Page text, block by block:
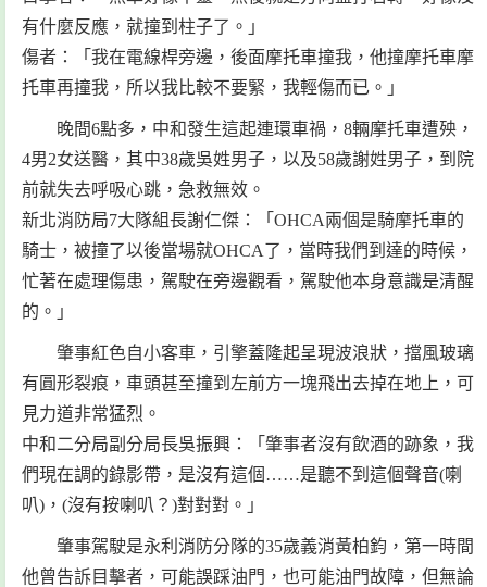
有什麼反應，就撞到柱子了。」
傷者：「我在電線桿旁邊，後面摩托車撞我，他撞摩托車摩
托車再撞我，所以我比較不要緊，我輕傷而已。」
晚間6點多，中和發生這起連環車禍，8輛摩托車遭殃，
4男2女送醫，其中38歲吳姓男子，以及58歲謝姓男子，到院
前就失去呼吸心跳，急救無效。
新北消防局7大隊組長謝仁傑：「OHCA兩個是騎摩托車的
騎士，被撞了以後當場就OHCA了，當時我們到達的時候，
忙著在處理傷患，駕駛在旁邊觀看，駕駛他本身意識是清醒
的。」
肇事紅色自小客車，引擎蓋隆起呈現波浪狀，擋風玻璃
有圓形裂痕，車頭甚至撞到左前方一塊飛出去掉在地上，可
見力道非常猛烈。
中和二分局副分局長吳振興：「肇事者沒有飲酒的跡象，我
們現在調的錄影帶，是沒有這個……是聽不到這個聲音(喇
叭)，(沒有按喇叭？)對對對。」
肇事駕駛是永利消防分隊的35歲義消黃柏鈞，第一時間
他曾告訴目擊者，可能誤踩油門，也可能油門故障，但無論